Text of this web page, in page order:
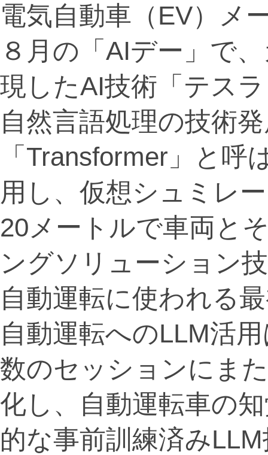
電気自動車（EV）メ
８月の「AIデー」で
現したAI技術「テス
自然言語処理の技術
「Transformer」と
用し、仮想シュミレ
20メートルで車両と
ングソリューション
自動運転に使われる
自動運転へのLLM活
数のセッションにま
化し、自動運転車の
的な事前訓練済み